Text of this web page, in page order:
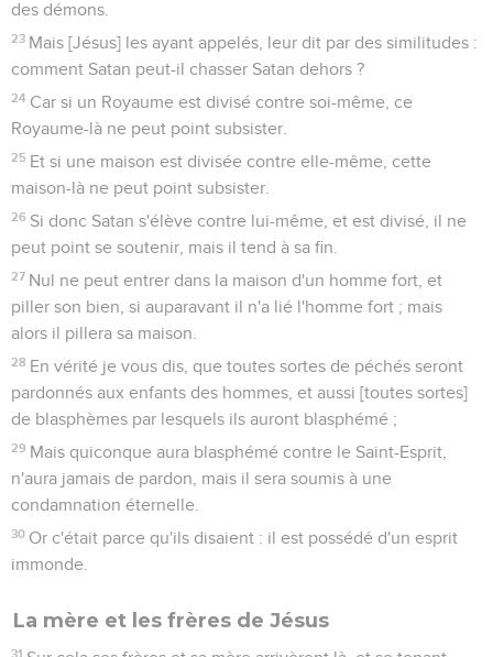
des démons.
23 Mais [Jésus] les ayant appelés, leur dit par des similitudes :
comment Satan peut-il chasser Satan dehors ?
24 Car si un Royaume est divisé contre soi-même, ce
Royaume-là ne peut point subsister.
25 Et si une maison est divisée contre elle-même, cette
maison-là ne peut point subsister.
26 Si donc Satan s'élève contre lui-même, et est divisé, il ne
peut point se soutenir, mais il tend à sa fin.
27 Nul ne peut entrer dans la maison d'un homme fort, et
piller son bien, si auparavant il n'a lié l'homme fort ; mais
alors il pillera sa maison.
28 En vérité je vous dis, que toutes sortes de péchés seront
pardonnés aux enfants des hommes, et aussi [toutes sortes]
de blasphèmes par lesquels ils auront blasphémé ;
29 Mais quiconque aura blasphémé contre le Saint-Esprit,
n'aura jamais de pardon, mais il sera soumis à une
condamnation éternelle.
30 Or c'était parce qu'ils disaient : il est possédé d'un esprit
immonde.
La mère et les frères de Jésus
31